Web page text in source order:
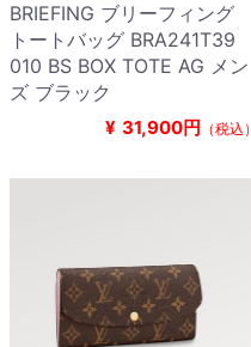
BRIEFING ブリーフィング
トートバッグ BRA241T39
010 BS BOX TOTE AG メン
ズ ブラック
¥ 31,900円 （税込）